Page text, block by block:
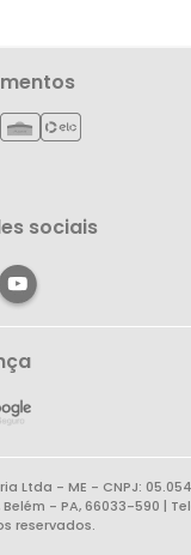
sociais
Ltda - ME - CNPJ:
Belém - PA, 66033-590 |
reservados.